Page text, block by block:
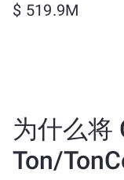
$ 519.9M
为什么将
Ton/